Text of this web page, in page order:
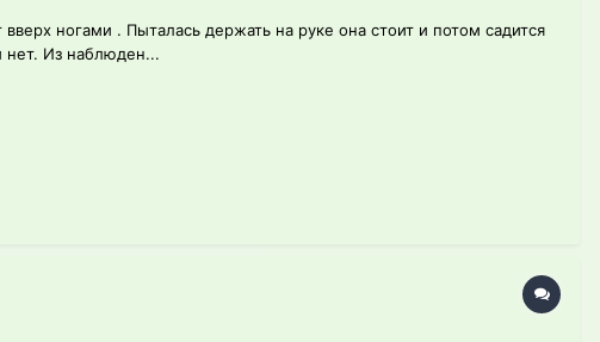
ногами . Пыталась держать на руке она стоит и потом садится
нет. Из наблюден...